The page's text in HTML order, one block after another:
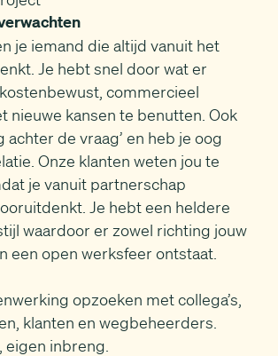
je iemand die altijd vanuit het
Je hebt snel door wat er
commercieel
nieuwe kansen te benutten. Ook
achter de vraag’ en heb je oog
Onze klanten weten jou te
je vanuit partnerschap
Je hebt een heldere
waardoor er zowel richting jouw
een open werksfeer ontstaat.
opzoeken met collega’s,
klanten en wegbeheerders.
inbreng.